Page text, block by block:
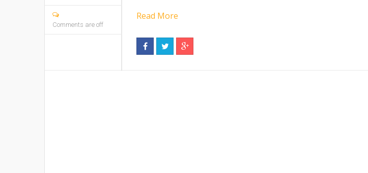
Comments are off
Read More